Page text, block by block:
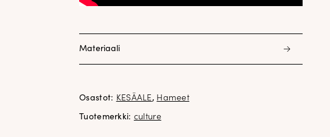
Materiaali
Osastot: KESÄALE , Hameet
Tuotemerkki: culture